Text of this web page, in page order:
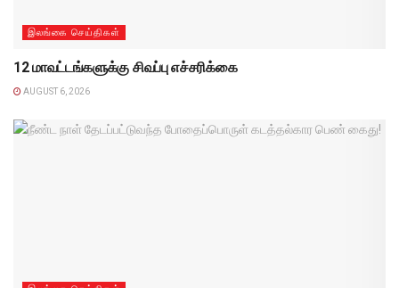
இலங்கை செய்திகள்
12 மாவட்டங்களுக்கு சிவப்பு எச்சரிக்கை
AUGUST 6, 2026